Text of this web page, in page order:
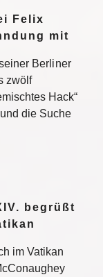
Felix
mit
Berliner
zwölf
Hack“
die Suche
begrüßt
im Vatikan